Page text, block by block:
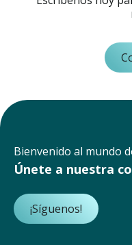
Bienvenido al mundo
Únete a nuestra
¡Síguenos!